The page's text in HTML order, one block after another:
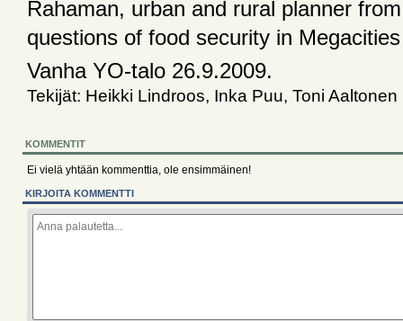
Rahaman, urban and rural planner
questions of food security in Megacities
Vanha YO-talo 26.9.2009.
Tekijät: Heikki Lindroos, Inka Puu, Toni Aaltonen
KOMMENTIT
Ei vielä yhtään kommenttia, ole ensimmäinen!
KIRJOITA KOMMENTTI